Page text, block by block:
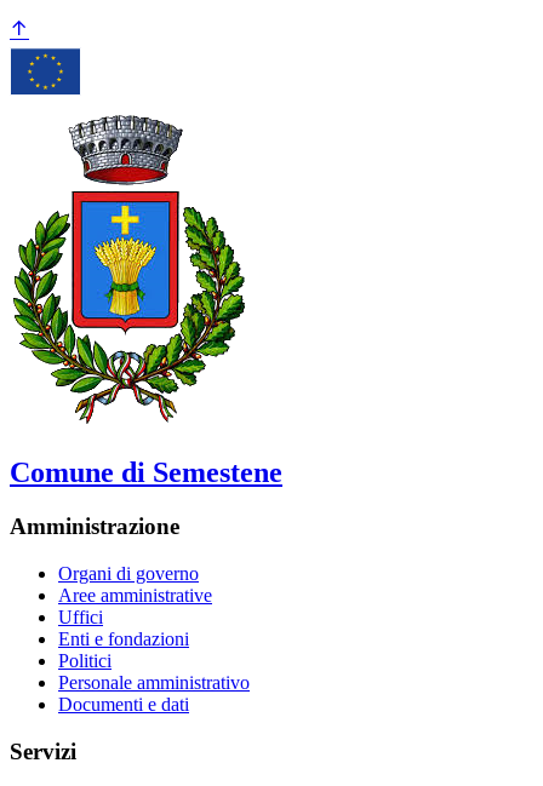
Comune di Semestene
Amministrazione
Organi di governo
Aree amministrative
Uffici
Enti e fondazioni
Politici
Personale amministrativo
Documenti e dati
Servizi